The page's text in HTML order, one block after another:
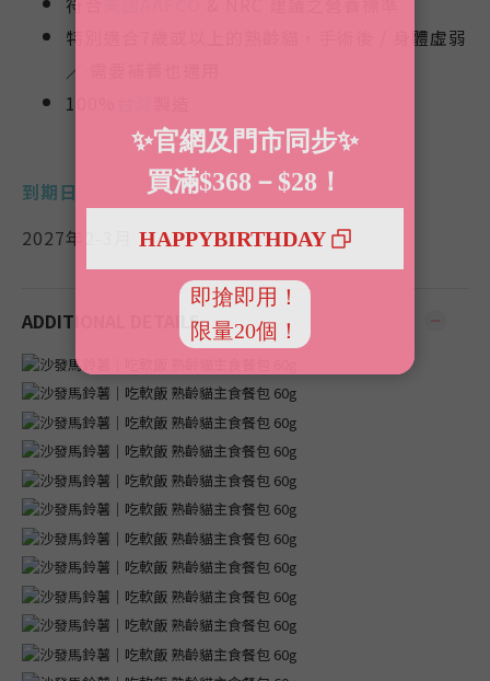
特別適合7歲或以上的熟齡貓，手術後 / 身體虛弱
／ 需要補養也適用
100%
到期日
2027年2-3月
ADDITIONAL DETAILS